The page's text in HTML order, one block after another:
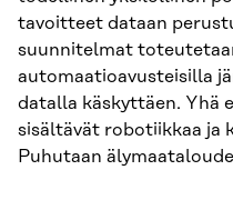
tavoitteet dataan
suunnitelmat
automaatioavusteisilla
datalla käskyttäen. Yhä
sisältävät robotiikkaa ja
Puhutaan